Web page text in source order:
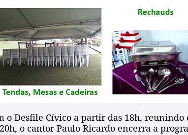
o Desfile Cívico a partir das 18h,
o cantor Paulo Ricardo encerra a